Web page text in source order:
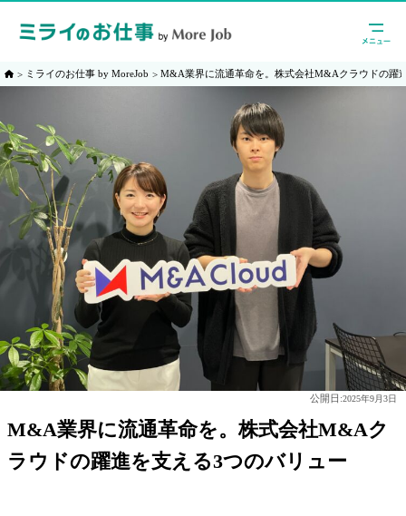
ミライのお仕事 by MoreJob M&A業界に流通革命を。株式会社M&Aクラウドの躍
公開日:2025年9月3日
M&A業界に流通革命を。株式会社M&Aク
ラウドの躍進を支える3つのバリュー